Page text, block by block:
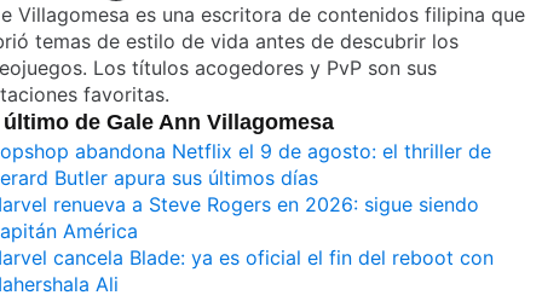
Villagomesa es una escritora de contenidos filipina que
temas de estilo de vida antes de descubrir los
Los títulos acogedores y PvP son sus
favoritas.
de Gale Ann Villagomesa
abandona Netflix el 9 de agosto: el thriller de
Butler apura sus últimos días
renueva a Steve Rogers en 2026: sigue siendo
América
cancela Blade: ya es oficial el fin del reboot con
Ali